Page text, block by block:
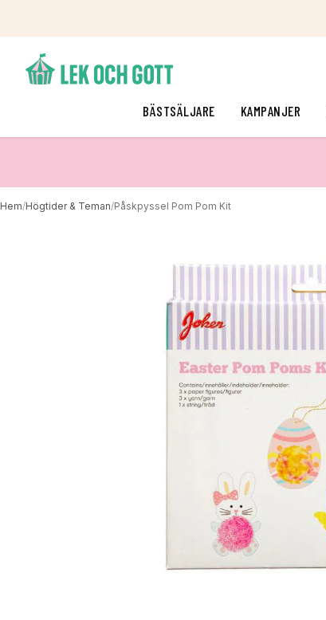
BÄSTSÄLJARE KAMPANJER
Hem/Högtider & Teman/Påskpyssel Pom Pom Kit